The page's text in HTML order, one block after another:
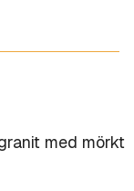
med mörkt